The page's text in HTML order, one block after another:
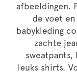
afbeeldingen.
de voet
babykleding
zachte
sweatpants,
leuks shirts.